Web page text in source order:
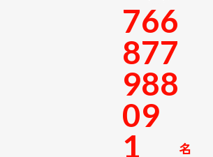
7
8
9
0
1
6
7
8
9
6
7
8
198
名